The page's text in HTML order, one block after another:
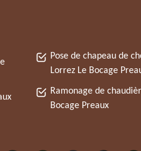
Pose de chapeau de
Lorrez Le Bocage
Ramonage de
Bocage Preaux